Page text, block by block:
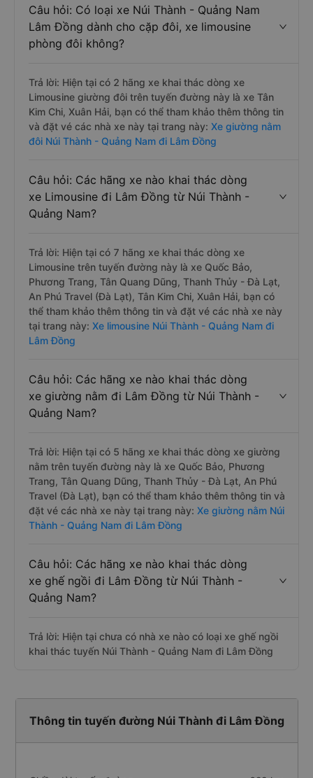
với điểm chất lượng là 4.8/5 dựa trên 3990 đánh giá
của khách hàng).
Lâm Đồng dành cho cặp đôi, xe limousine
phòng đôi không?
Trả lời: Hiện tại có 2 hãng xe khai thác dòng xe
Limousine giường đôi trên tuyến đường này là xe Tân
và đặt vé các nhà xe này tại trang này:Xe giường nằm
đôi Núi Thành - Quảng Nam đi Lâm Đồng
xe Limousine đi Lâm Đồng từ Núi Thành -
Quảng Nam?
Trả lời: Hiện tại có 7 hãng xe khai thác dòng xe
Limousine trên tuyến đường này là xe Quốc Bảo,
Phương Trang, Tân Quang Dũng, Thanh Thủy - Đà Lạt,
An Phú Travel (Đà Lạt), Tân Kim Chi, Xuân Hải, bạn có
tại trang này:Xe limousine Núi Thành - Quảng Nam đi
Lâm Đồng
xe giường nằm đi Lâm Đồng từ Núi Thành -
Quảng Nam?
Trả lời: Hiện tại có 5 hãng xe khai thác dòng xe giường
nằm trên tuyến đường này là xe Quốc Bảo, Phương
Trang, Tân Quang Dũng, Thanh Thủy - Đà Lạt, An Phú
đặt vé các nhà xe này tại trang này:Xe giường nằm Núi
Thành - Quảng Nam đi Lâm Đồng
xe ghế ngồi đi Lâm Đồng từ Núi Thành -
Quảng Nam?
khai thác tuyến Núi Thành - Quảng Nam đi Lâm Đồng